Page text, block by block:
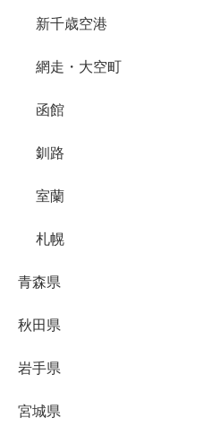
新千歳空港
網走・大空町
函館
釧路
室蘭
札幌
青森県
秋田県
岩手県
宮城県